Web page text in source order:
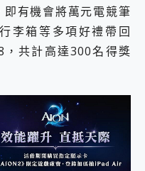
有機會將萬元電競筆
李箱等多項好禮帶回
共計高達300名得獎